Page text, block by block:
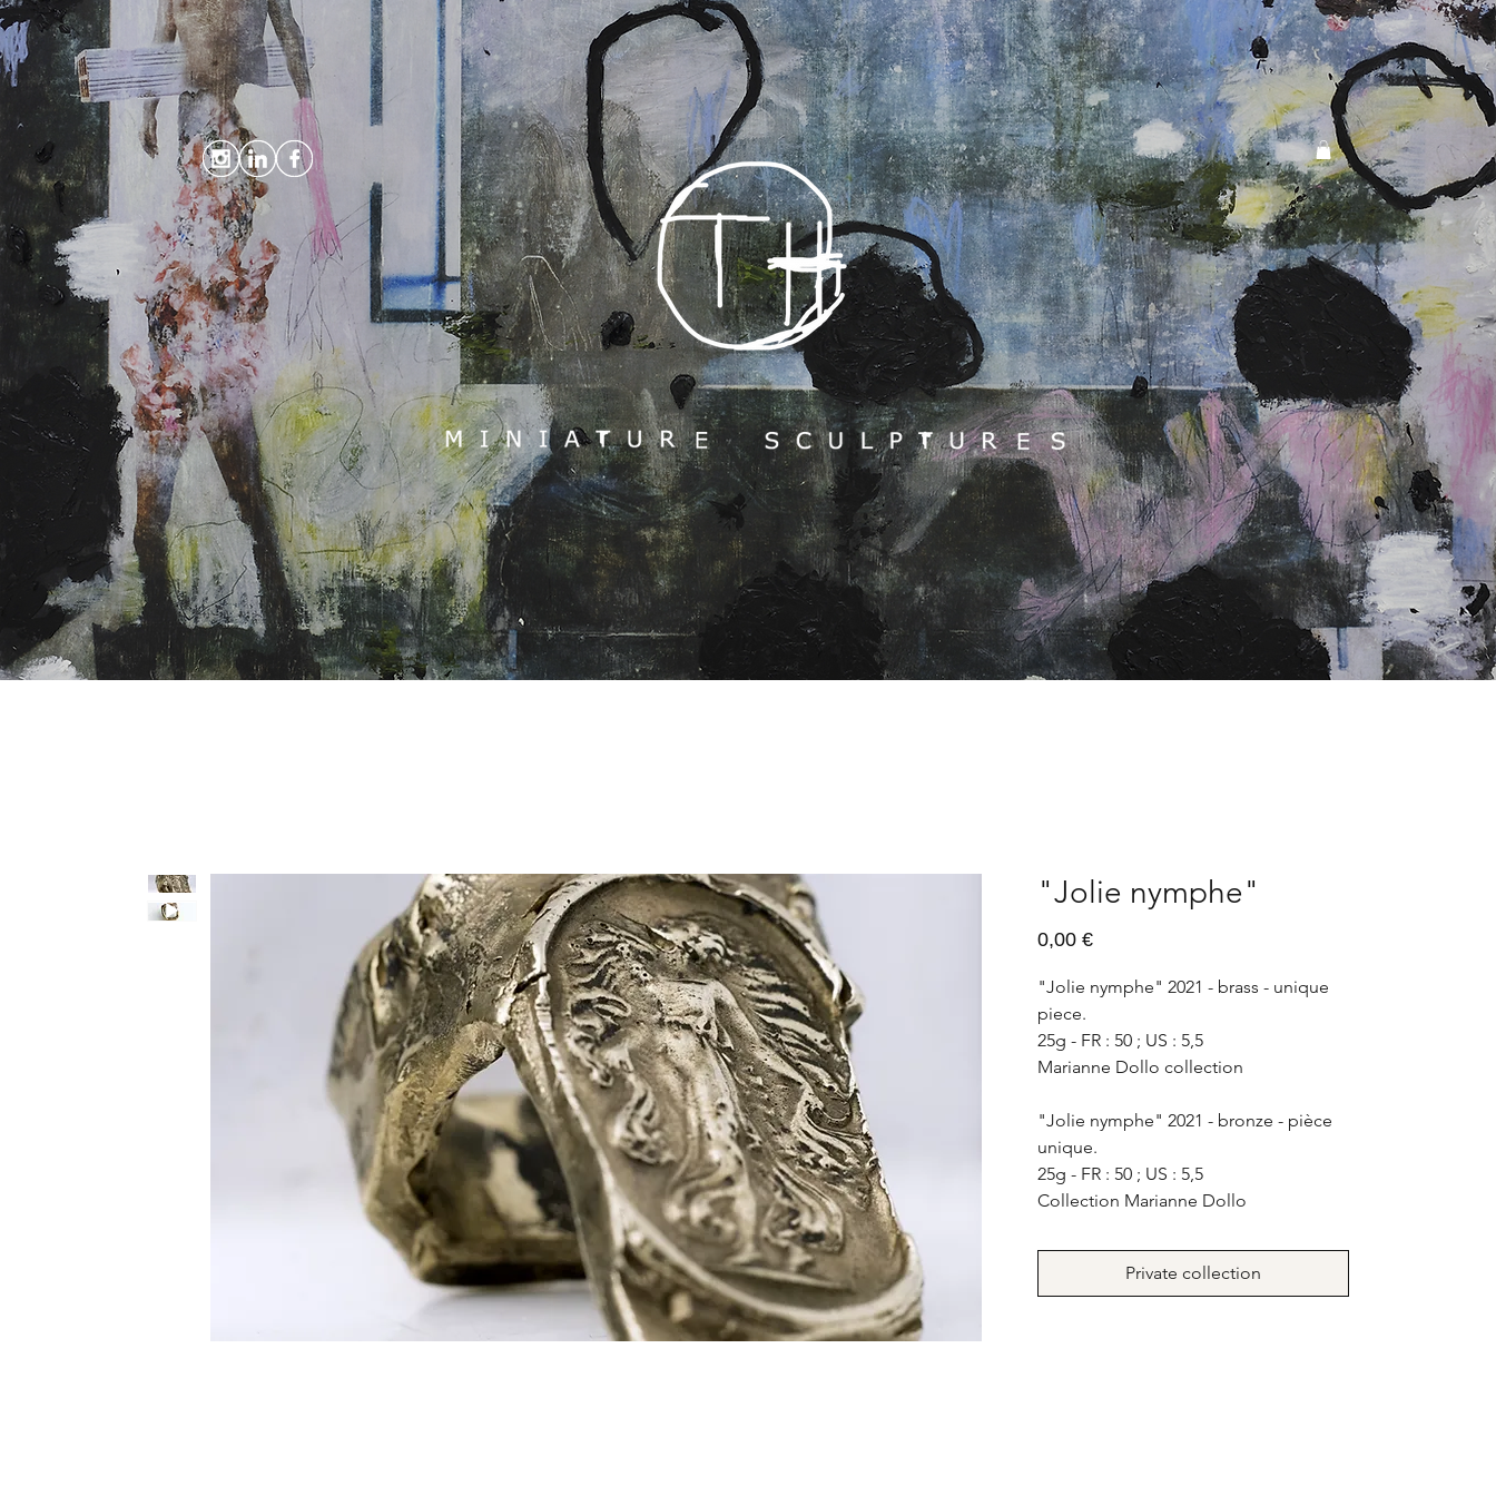
"Jolie nymphe"
0,00 €Prix
"Jolie nymphe" 2021 - brass - unique
piece.
25g - FR : 50 ; US : 5,5
Marianne Dollo collection
"Jolie nymphe" 2021 - bronze - pièce
unique.
25g - FR : 50 ; US : 5,5
Collection Marianne Dollo
Private collection